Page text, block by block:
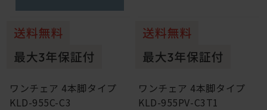
ワンチェア 4本脚タイプ
KLD-955C-C3
ワンチェア 4本脚タイプ
KLD-955PV-C3T1